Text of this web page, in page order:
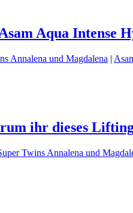
Aqua Intense
Annalena und Magdalena |
ihr dieses
Twins Annalena und